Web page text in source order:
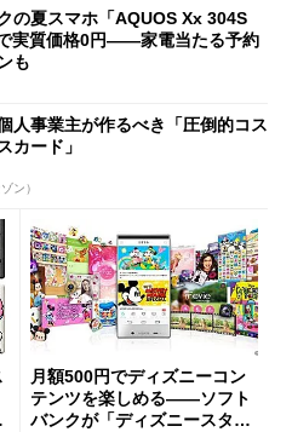
の夏スマホ「AQUOS Xx 304S
実質価格0円――家電当たる予約
も
人事業主が作るべき「圧倒的コス
カード」
ン）
月額500円でディズニーコン
テンツを楽しめる――ソフト
バンクが「ディズニースタイ